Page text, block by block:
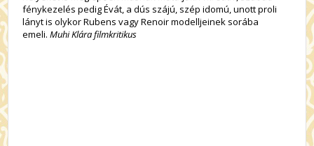
fénykezelés pedig Évát, a dús szájú, szép idomú, unott proli
lányt is olykor Rubens vagy Renoir modelljeinek sorába
emeli.Muhi Klára filmkritikus